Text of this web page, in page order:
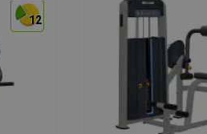
12
12